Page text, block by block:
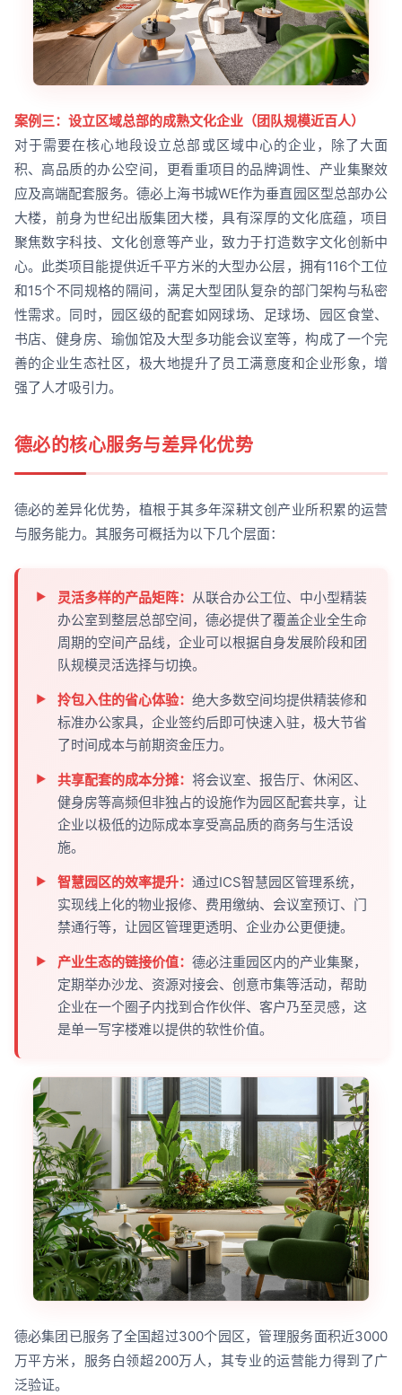
案例三：设立区域总部的成熟文化企业（团队规模近百人）
对于需要在核心地段设立总部或区域中心的企业，除了大面
积、高品质的办公空间，更看重项目的品牌调性、产业集聚效
应及高端配套服务。德必上海书城WE作为垂直园区型总部办公
大楼，前身为世纪出版集团大楼，具有深厚的文化底蕴，项目
聚焦数字科技、文化创意等产业，致力于打造数字文化创新中
心。此类项目能提供近千平方米的大型办公层，拥有116个工位
和15个不同规格的隔间，满足大型团队复杂的部门架构与私密
性需求。同时，园区级的配套如网球场、足球场、园区食堂、
书店、健身房、瑜伽馆及大型多功能会议室等，构成了一个完
善的企业生态社区，极大地提升了员工满意度和企业形象，增
强了人才吸引力。
德必的核心服务与差异化优势
德必的差异化优势，植根于其多年深耕文创产业所积累的运营
与服务能力。其服务可概括为以下几个层面：
灵活多样的产品矩阵： 从联合办公工位、中小型精装
办公室到整层总部空间，德必提供了覆盖企业全生命
周期的空间产品线，企业可以根据自身发展阶段和团
队规模灵活选择与切换。
拎包入住的省心体验： 绝大多数空间均提供精装修和
标准办公家具，企业签约后即可快速入驻，极大节省
了时间成本与前期资金压力。
共享配套的成本分摊： 将会议室、报告厅、休闲区、
健身房等高频但非独占的设施作为园区配套共享，让
企业以极低的边际成本享受高品质的商务与生活设
施。
智慧园区的效率提升： 通过ICS智慧园区管理系统，
实现线上化的物业报修、费用缴纳、会议室预订、门
禁通行等，让园区管理更透明、企业办公更便捷。
产业生态的链接价值： 德必注重园区内的产业集聚，
定期举办沙龙、资源对接会、创意市集等活动，帮助
企业在一个圈子内找到合作伙伴、客户乃至灵感，这
是单一写字楼难以提供的软性价值。
德必集团已服务了全国超过300个园区，管理服务面积近3000
万平方米，服务白领超200万人，其专业的运营能力得到了广
泛验证。